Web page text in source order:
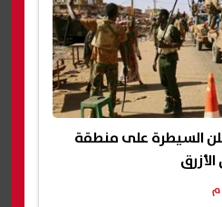
السيطرة على منطقة